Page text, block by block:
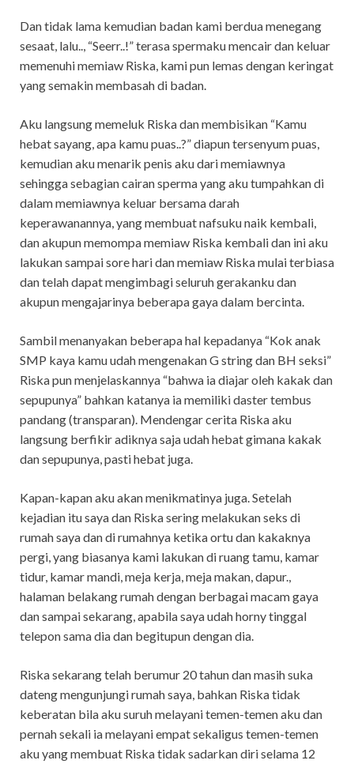
Dan tidak lama kemudian badan kami berdua menegang
sesaat, lalu.., “Seerr..!” terasa spermaku mencair dan keluar
memenuhi memiaw Riska, kami pun lemas dengan keringat
yang semakin membasah di badan.
Aku langsung memeluk Riska dan membisikan “Kamu
hebat sayang, apa kamu puas..?” diapun tersenyum puas,
kemudian aku menarik penis aku dari memiawnya
sehingga sebagian cairan sperma yang aku tumpahkan di
dalam memiawnya keluar bersama darah
keperawanannya, yang membuat nafsuku naik kembali,
dan akupun memompa memiaw Riska kembali dan ini aku
lakukan sampai sore hari dan memiaw Riska mulai terbiasa
dan telah dapat mengimbagi seluruh gerakanku dan
akupun mengajarinya beberapa gaya dalam bercinta.
Sambil menanyakan beberapa hal kepadanya “Kok anak
SMP kaya kamu udah mengenakan G string dan BH seksi”
Riska pun menjelaskannya “bahwa ia diajar oleh kakak dan
sepupunya” bahkan katanya ia memiliki daster tembus
pandang (transparan). Mendengar cerita Riska aku
langsung berfikir adiknya saja udah hebat gimana kakak
dan sepupunya, pasti hebat juga.
Kapan-kapan aku akan menikmatinya juga. Setelah
kejadian itu saya dan Riska sering melakukan seks di
rumah saya dan di rumahnya ketika ortu dan kakaknya
pergi, yang biasanya kami lakukan di ruang tamu, kamar
tidur, kamar mandi, meja kerja, meja makan, dapur.,
halaman belakang rumah dengan berbagai macam gaya
dan sampai sekarang, apabila saya udah horny tinggal
telepon sama dia dan begitupun dengan dia.
Riska sekarang telah berumur 20 tahun dan masih suka
dateng mengunjungi rumah saya, bahkan Riska tidak
keberatan bila aku suruh melayani temen-temen aku dan
pernah sekali ia melayani empat sekaligus temen-temen
aku yang membuat Riska tidak sadarkan diri selama 12